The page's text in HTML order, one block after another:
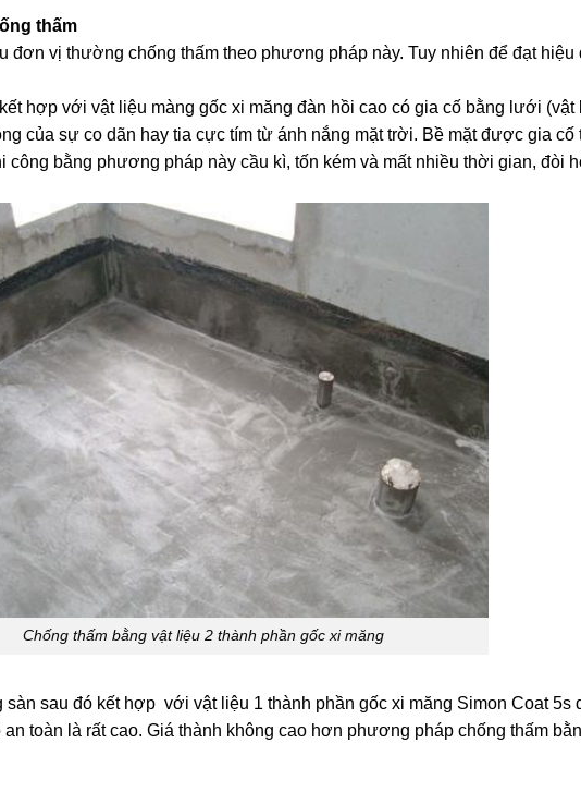
thấm
vị thường chống thấm theo phương pháp này. Tuy nhiên để đạt hiệu
hợp với vật liệu màng gốc xi măng đàn hồi cao có gia cố bằng lưới
của sự co dãn hay tia cực tím từ ánh nắng mặt trời. Bề mặt được gia
công bằng phương pháp này cầu kì, tốn kém và mất nhiều thời gian, đòi
Chống thấm bằng vật liệu 2 thành phần gốc xi măng
sau đó kết hợp với vật liệu 1 thành phần gốc xi măng Simon Coat 5s
toàn là rất cao. Giá thành không cao hơn phương pháp chống thấm